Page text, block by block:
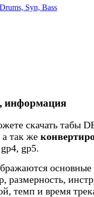
Drums, Syn, Bass
информация
скачать табы
так же
gp5.
основные
размерность,
темп и время